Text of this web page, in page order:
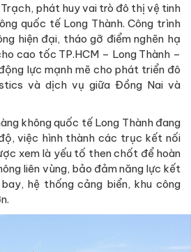
phát huy vai trò đô thị vệ tinh
quốc tế Long Thành. Công trình
hiện đại, tháo gỡ điểm nghẽn hạ
cao tốc TP.HCM – Long Thành –
lực mạnh mẽ cho phát triển đô
và dịch vụ giữa Đồng Nai và
không quốc tế Long Thành đang
việc hình thành các trục kết nối
xem là yếu tố then chốt để hoàn
liên vùng, bảo đảm năng lực kết
hệ thống cảng biển, khu công